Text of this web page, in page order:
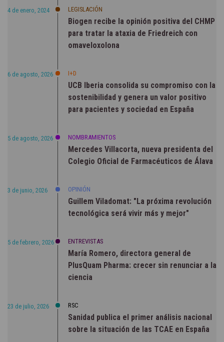
4 de enero, 2024 LEGISLACIÓN
Biogen recibe la opinión positiva del CHMP
para tratar la ataxia de Friedreich con
omaveloxolona
6 de agosto, 2026 I+D
UCB Iberia consolida su compromiso con la
sostenibilidad y genera un valor positivo
para pacientes y sociedad en España
5 de agosto, 2026 NOMBRAMIENTOS
Mercedes Villacorta, nueva presidenta del
Colegio Oficial de Farmacéuticos de Álava
3 de junio, 2026 OPINIÓN
Guillem Viladomat: "La próxima revolución
tecnológica será vivir más y mejor"
5 de febrero, 2026 ENTREVISTAS
María Romero, directora general de
PlusQuam Pharma: crecer sin renunciar a la
ciencia
23 de julio, 2026 RSC
Sanidad publica el primer análisis nacional
sobre la situación de las TCAE en España